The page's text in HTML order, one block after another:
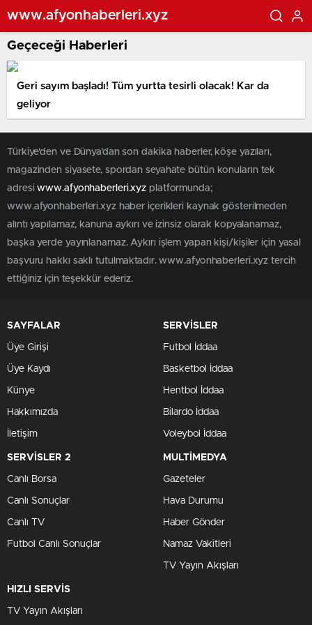
www.afyonhaberleri.xyz
Geçeceği Haberleri
Geri sayım başladı! Tüm yurtta tesirli olacak! Kar da
geliyor
Türkiye'den ve Dünya’dan son dakika haberler, köşe yazıları,
magazinden siyasete, spordan seyahate bütün konuların tek
adresiwww.afyonhaberleri.xyz platformunda;
www.afyonhaberleri.xyz haber içerikleri kaynak gösterilmeden
alıntı yapılamaz, kanuna aykırı ve izinsiz olarak kopyalanamaz,
başka yerde yayınlanamaz. Aykırı işlem yapan kişi/kişiler için yasal
başvuru hakkı saklı tutulmaktadır. www.afyonhaberleri.xyz tercih
ettiğiniz için teşekkür ederiz.
SAYFALAR
Üye Girişi
Üye Kaydı
Künye
Hakkımızda
İletişim
SERVİSLER
Futbol İddaa
Basketbol İddaa
Hentbol İddaa
Bilardo İddaa
Voleybol İddaa
SERVİSLER 2
Canlı Borsa
Canlı Sonuçlar
Canlı TV
Futbol Canlı Sonuçlar
MULTİMEDYA
Gazeteler
Hava Durumu
Haber Gönder
Namaz Vakitleri
TV Yayın Akışları
HIZLI SERVİS
TV Yayın Akışları